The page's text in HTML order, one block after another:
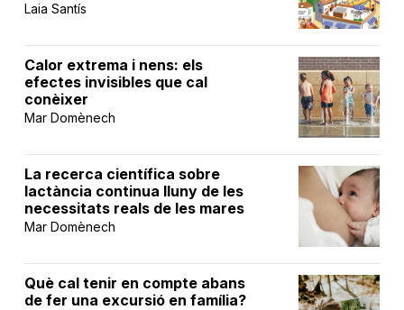
Laia Santís
Calor extrema i nens: els
efectes invisibles que cal
conèixer
Mar Domènech
La recerca científica sobre
lactància continua lluny de les
necessitats reals de les mares
Mar Domènech
Què cal tenir en compte abans
de fer una excursió en família?